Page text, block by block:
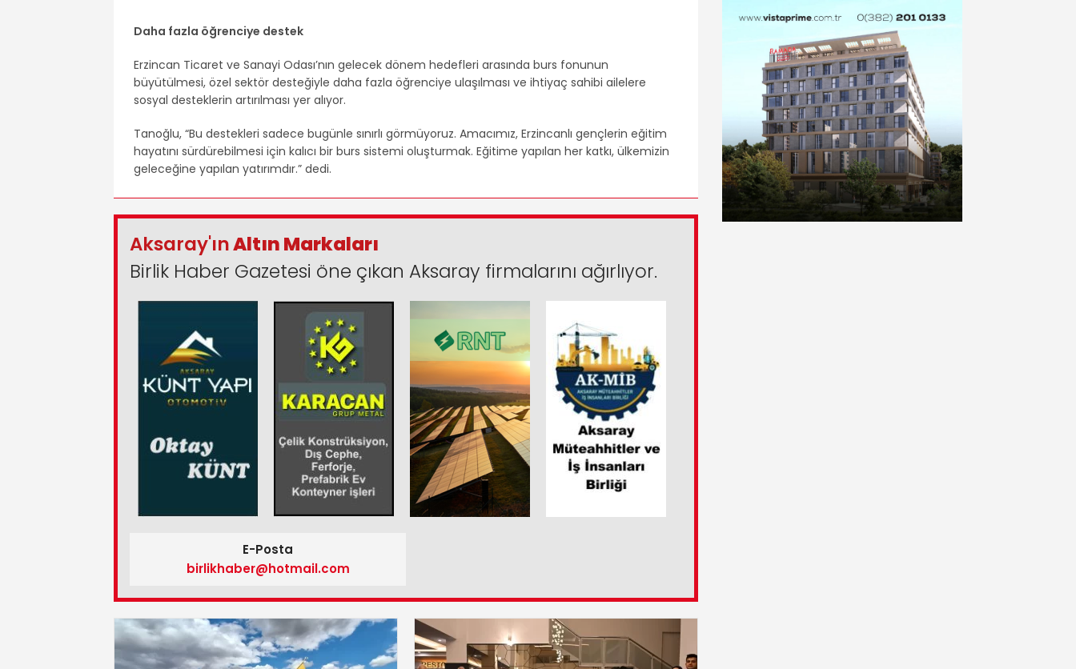
Daha fazla öğrenciye destek
Erzincan Ticaret ve Sanayi Odası’nın gelecek dönem hedefleri arasında burs fonunun
büyütülmesi, özel sektör desteğiyle daha fazla öğrenciye ulaşılması ve ihtiyaç sahibi ailelere
sosyal desteklerin artırılması yer alıyor.
Tanoğlu, “Bu destekleri sadece bugünle sınırlı görmüyoruz. Amacımız, Erzincanlı gençlerin eğitim
hayatını sürdürebilmesi için kalıcı bir burs sistemi oluşturmak. Eğitime yapılan her katkı, ülkemizin
geleceğine yapılan yatırımdır.” dedi.
Aksaray'ınAltın Markaları
Birlik Haber Gazetesi öne çıkan Aksaray firmalarını ağırlıyor.
E-Posta
birlikhaber@hotmail.com